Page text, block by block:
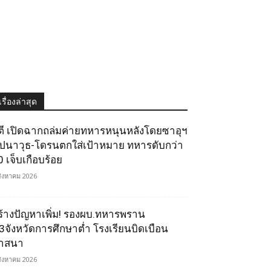
รื่องล่าสุด
เปิดฉากถล่มค่ายทหารหนุนหลังโดยซาอุฯ
นาวุธ-โดรนตกใส่เป้าหมาย ทหารดับกว่า
เจ็บเกือบร้อย
หาคม 2026
างปัญหาเพิ่ม! รองผบ.ทหารพราน
จังหวัดการศึกษาต่ำ โรงเรียนบิดเบือน
สนา
หาคม 2026